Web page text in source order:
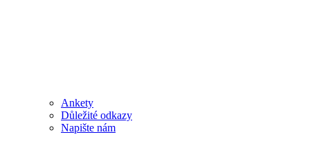
Ankety
Důležité odkazy
Napište nám